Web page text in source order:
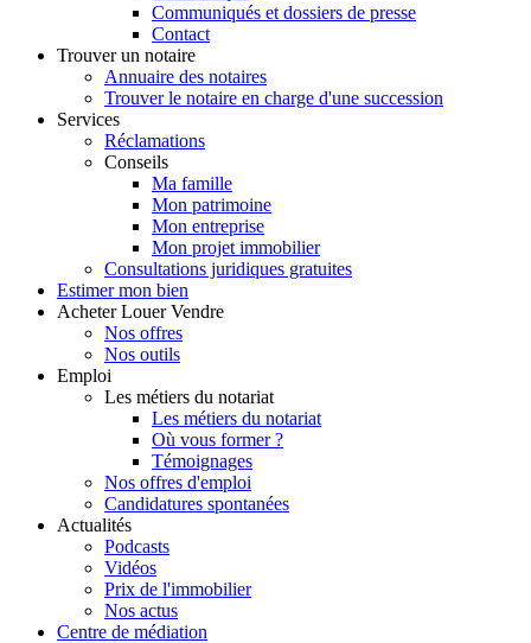
Communiqués et dossiers de presse
Contact
Trouver un notaire
Annuaire des notaires
Trouver le notaire en charge d'une succession
Services
Réclamations
Conseils
Ma famille
Mon patrimoine
Mon entreprise
Mon projet immobilier
Consultations juridiques gratuites
Estimer mon bien
Acheter Louer Vendre
Nos offres
Nos outils
Emploi
Les métiers du notariat
Les métiers du notariat
Où vous former ?
Témoignages
Nos offres d'emploi
Candidatures spontanées
Actualités
Podcasts
Vidéos
Prix de l'immobilier
Nos actus
Centre de médiation